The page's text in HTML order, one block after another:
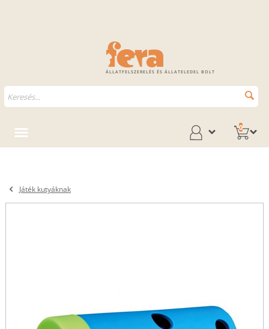
ÁLLATFELSZERELÉS ÉS ÁLLATELEDEL BOLT
0
Játék kutyáknak